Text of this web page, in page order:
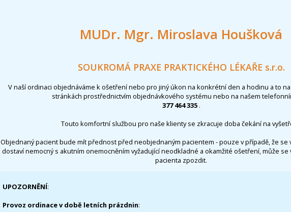
MUDr. Mgr. Miroslava Houšková
SOUKROMÁ PRAXE PRAKTICKÉHO LÉKAŘE s.r.o.
V naší ordinaci objednáváme k ošetření nebo pro jiný úkon na konkrétní den a hodinu a to
stránkách prostřednictvím objednávkového systému nebo na našem
377 464 335 .
Touto komfortní službou pro naše klienty se zkracuje doba čekání na
Objednaný pacient bude mít přednost před neobjednaným pacientem - pouze v případě, že se
dostaví nemocný s akutním onemocněním vyžadující neodkladné a okamžité ošetření, může
pacienta zpozdit.
UPOZORNĚNÍ:
Provoz ordinace v době letních prázdnin: